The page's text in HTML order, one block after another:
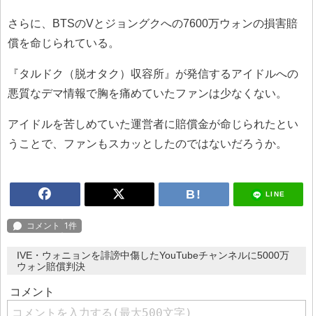
さらに、BTSのVとジョングクへの7600万ウォンの損害賠
償を命じられている。
『タルドク（脱オタク）収容所』が発信するアイドルへの
悪質なデマ情報で胸を痛めていたファンは少なくない。
アイドルを苦しめていた運営者に賠償金が命じられたとい
うことで、ファンもスカッとしたのではないだろうか。
LINE
IVE・ウォニョンを誹謗中傷したYouTubeチャンネルに5000万
ウォン賠償判決